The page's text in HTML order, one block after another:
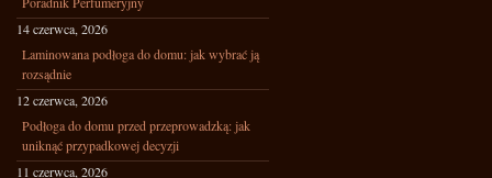
14 czerwca, 2026
Laminowana podłoga do domu: jak wybrać ją
rozsądnie
12 czerwca, 2026
Podłoga do domu przed przeprowadzką: jak
uniknąć przypadkowej decyzji
11 czerwca, 2026